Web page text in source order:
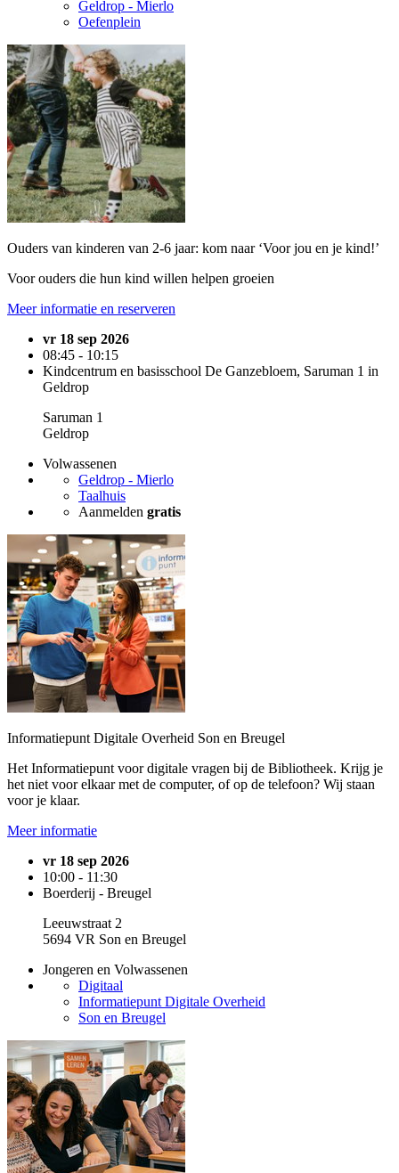
Geldrop - Mierlo
Oefenplein
Ouders van kinderen van 2-6 jaar: kom naar ‘Voor jou en je kind!’
Voor ouders die hun kind willen helpen groeien
Meer informatie en reserveren
vr 18 sep 2026
08:45 - 10:15
Kindcentrum en basisschool De Ganzebloem, Saruman 1 in
Geldrop
Saruman 1
Geldrop
Volwassenen
Geldrop - Mierlo
Taalhuis
Aanmelden gratis
Informatiepunt Digitale Overheid Son en Breugel
Het Informatiepunt voor digitale vragen bij de Bibliotheek. Krijg je
het niet voor elkaar met de computer, of op de telefoon? Wij staan
voor je klaar.
Meer informatie
vr 18 sep 2026
10:00 - 11:30
Boerderij - Breugel
Leeuwstraat 2
5694 VR Son en Breugel
Jongeren en Volwassenen
Digitaal
Informatiepunt Digitale Overheid
Son en Breugel